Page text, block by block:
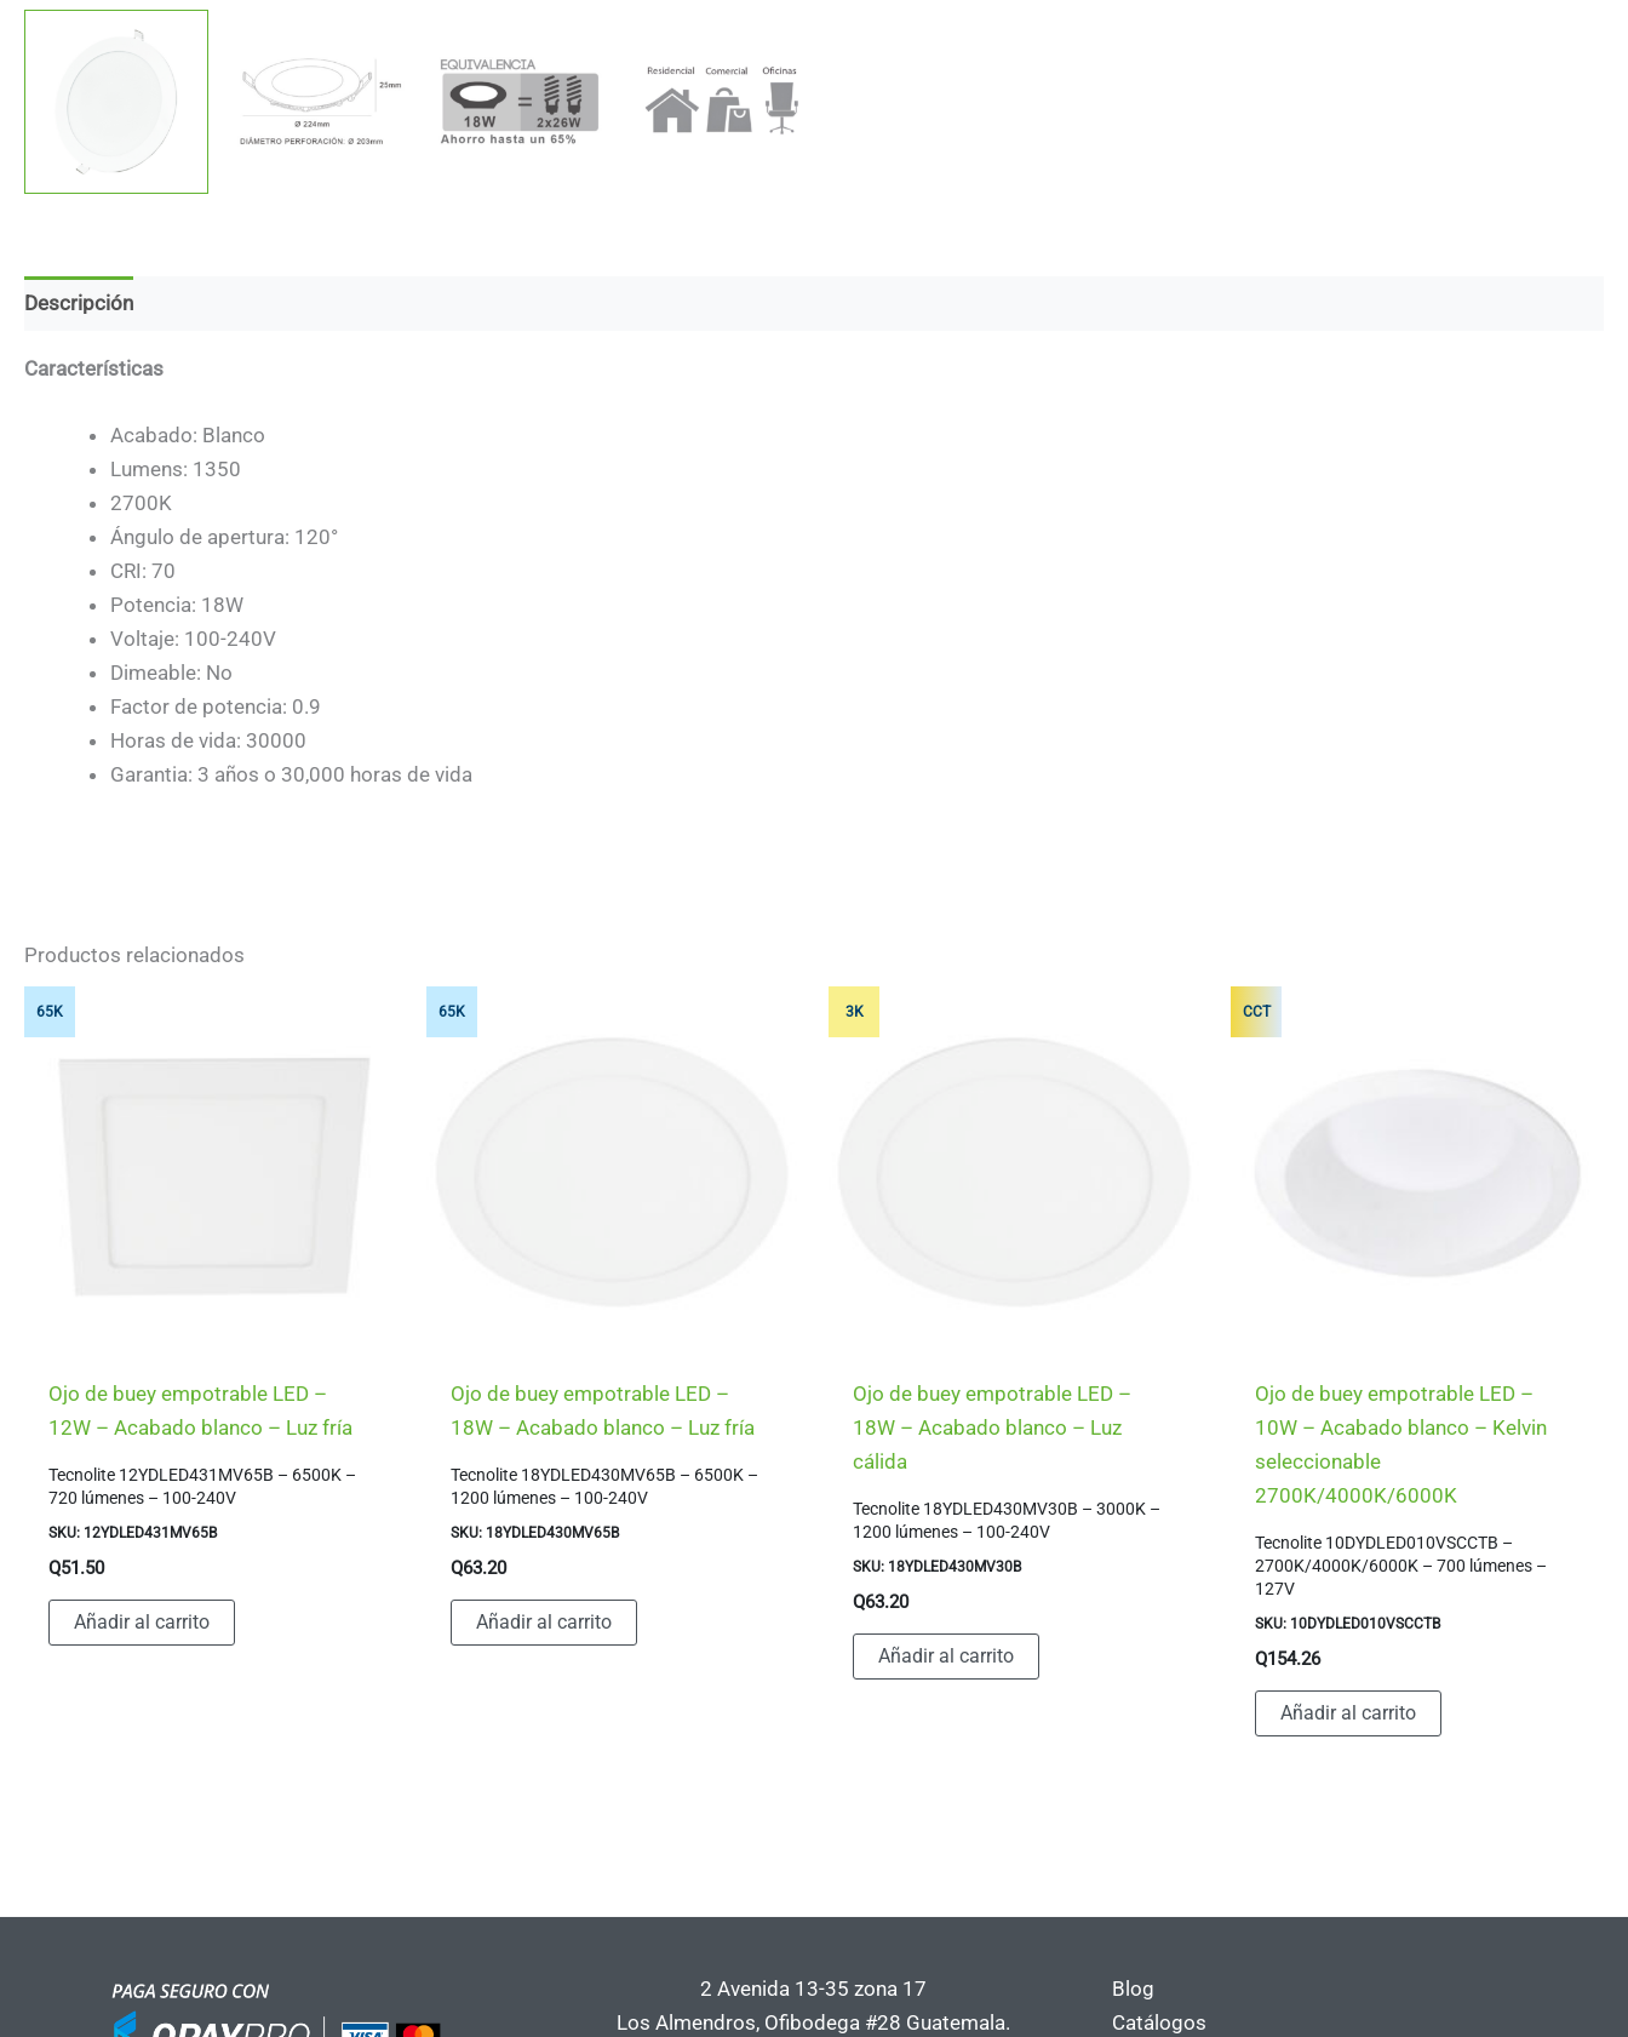
Descripción
Características
Acabado: Blanco
Lumens: 1350
2700K
Ángulo de apertura: 120°
CRI: 70
Potencia: 18W
Voltaje: 100-240V
Dimeable: No
Factor de potencia: 0.9
Horas de vida: 30000
Garantia: 3 años o 30,000 horas de vida
Productos relacionados
65K
Ojo de buey empotrable LED –
12W – Acabado blanco – Luz fría
Tecnolite 12YDLED431MV65B – 6500K –
720 lúmenes – 100-240V
SKU: 12YDLED431MV65B
Q51.50
Añadir al carrito
65K
Ojo de buey empotrable LED –
18W – Acabado blanco – Luz fría
Tecnolite 18YDLED430MV65B – 6500K –
1200 lúmenes – 100-240V
SKU: 18YDLED430MV65B
Q63.20
Añadir al carrito
3K
Ojo de buey empotrable LED –
18W – Acabado blanco – Luz
cálida
Tecnolite 18YDLED430MV30B – 3000K –
1200 lúmenes – 100-240V
SKU: 18YDLED430MV30B
Q63.20
Añadir al carrito
CCT
Ojo de buey empotrable LED –
10W – Acabado blanco – Kelvin
seleccionable
2700K/4000K/6000K
Tecnolite 10DYDLED010VSCCTB –
2700K/4000K/6000K – 700 lúmenes –
127V
SKU: 10DYDLED010VSCCTB
Q154.26
Añadir al carrito
2 Avenida 13-35 zona 17
Los Almendros, Ofibodega #28 Guatemala.
Blog
Catálogos